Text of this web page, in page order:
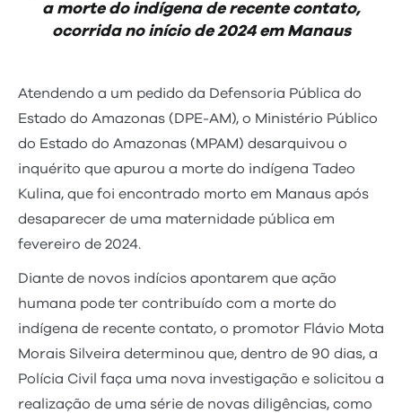
a morte do indígena de recente contato,
ocorrida no início de 2024 em Manaus
Atendendo a um pedido da Defensoria Pública do
Estado do Amazonas (DPE-AM), o Ministério Público
do Estado do Amazonas (MPAM) desarquivou o
inquérito que apurou a morte do indígena Tadeo
Kulina, que foi encontrado morto em Manaus após
desaparecer de uma maternidade pública em
fevereiro de 2024.
Diante de novos indícios apontarem que ação
humana pode ter contribuído com a morte do
indígena de recente contato, o promotor Flávio Mota
Morais Silveira determinou que, dentro de 90 dias, a
Polícia Civil faça uma nova investigação e solicitou a
realização de uma série de novas diligências, como